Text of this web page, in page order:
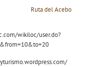
Ruta del Acebo
wikiloc/user.do?